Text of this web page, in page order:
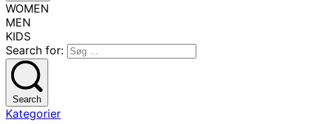
WOMEN
MEN
KIDS
Search for:
Search
Kategorier